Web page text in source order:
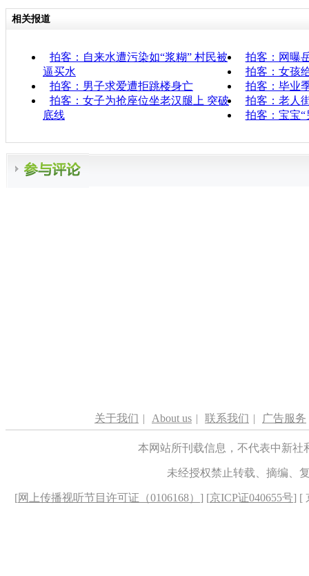
相关报道
拍客：自来水遭污染如“浆糊” 村民被
逼买水
拍客：网曝
拍客：女孩
拍客：男子求爱遭拒跳楼身亡
拍客：毕业
拍客：女子为抢座位坐老汉腿上 突破
底线
拍客：老人
拍客：宝宝“
关于我们 | About us | 联系我们 | 广告服务
本网站所刊载信息，不代表中新
未经授权禁止转载、摘编、
[网上传播视听节目许可证（0106168） ] [京ICP证040655号] [